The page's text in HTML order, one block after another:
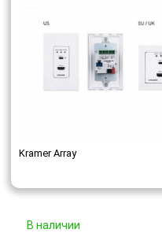
Kramer Array
В наличии